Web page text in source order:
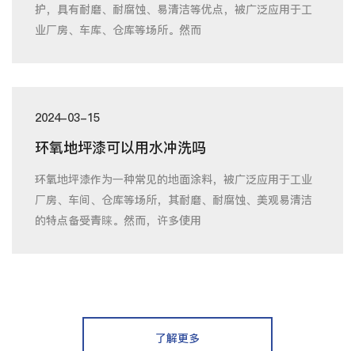
护，具有耐磨、耐腐蚀、易清洁等优点，被广泛应用于工
业厂房、车库、仓库等场所。然而
2024-03-15
环氧地坪漆可以用水冲洗吗
环氧地坪漆作为一种常见的地面涂料，被广泛应用于工业
厂房、车间、仓库等场所，其耐磨、耐腐蚀、美观易清洁
的特点备受青睐。然而，许多使用
了解更多